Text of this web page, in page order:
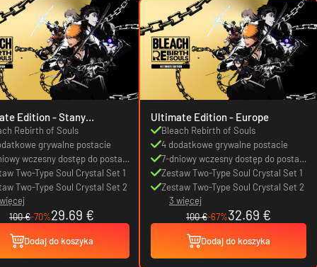
Edition - Stany
Rebirth of Souls
grywalne postacie
wczesny dostęp do postaci
DLC
Two-Type Soul Crystal Set 1
Two-Type Soul Crystal Set 2
100 €-70%29.69 €
Dodaj do koszyka
Ultimate Edition - Europe
Bleach Rebirth of Souls
4 dodatkowe grywalne postacie
7-dniowy wczesny dostęp do postaci
z dodatku DLC
Zestaw Two-Type Soul Crystal Set 1
Zestaw Two-Type Soul Crystal Set 2
3 więcej
100 €-67%32.69 €
Dodaj do koszyka